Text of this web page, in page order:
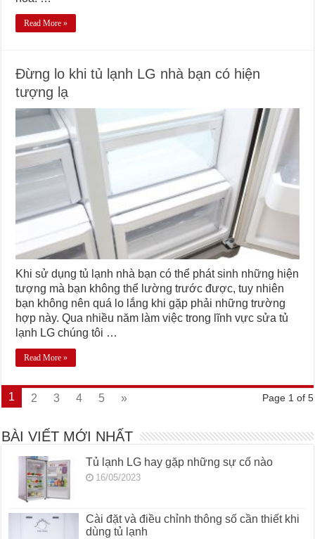
Read More »
Đừng lo khi tủ lạnh LG nhà bạn có hiện
tượng lạ
Khi sử dụng tủ lạnh nhà bạn có thể phát sinh những hiện
tượng mà bạn không thể lường trước được, tuy nhiên
bạn không nên quá lo lắng khi gặp phải những trường
hợp này. Qua nhiều năm làm việc trong lĩnh vực sửa tủ
lạnh LG chúng tôi …
Read More »
Page 1 of 5
1 2 3 4 5 »
BÀI VIẾT MỚI NHẤT
Tủ lạnh LG hay gặp những sự cố nào
16/05/2023
Cài đặt và điều chỉnh thông số cần thiết khi
dùng tủ lạnh